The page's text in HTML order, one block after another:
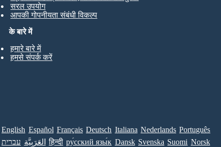
के बारे में
हमारे बारे में
हमसे संपर्क करें
सरल उपयोग
आपकी गोपनीयता संबंधी विकल्प
English Español Français Deutsch Italiana Nederlands Português
עברית العَرَبِيَّة हिन्दी ру́сский язы́к Dansk Svenska Suomi Norsk